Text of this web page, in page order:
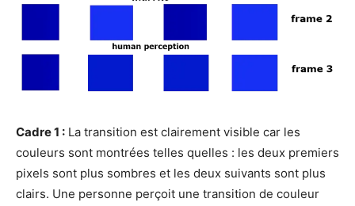
Cadre 1 : La transition est clairement visible car les
couleurs sont montrées telles quelles : les deux premiers
pixels sont plus sombres et les deux suivants sont plus
clairs. Une personne perçoit une transition de couleur